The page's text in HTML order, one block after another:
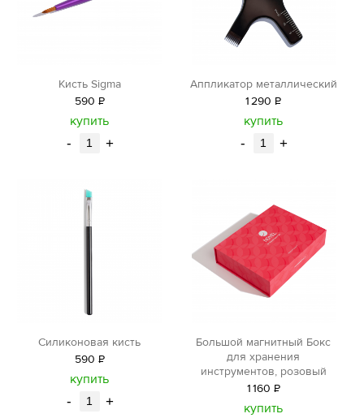
Кисть Sigma
590 Р
уб.
купить
- +
Аппликатор металлический
1290 Р
уб.
купить
- +
Силиконовая кисть
590 Р
уб.
купить
- +
Большой магнитный Бокс
для хранения
инструментов, розовый
1160 Р
уб.
купить